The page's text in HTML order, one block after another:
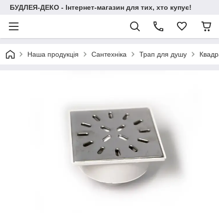
БУДЛЕЯ-ДЕКО - Інтернет-магазин для тих, хто купує!
Наша продукція Сантехніка Трап для душу